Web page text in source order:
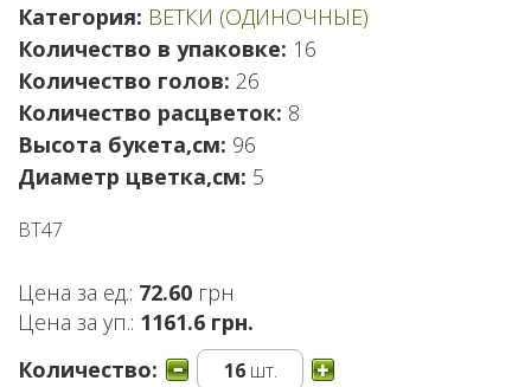
Категория: ВЕТКИ (ОДИНОЧНЫЕ)
Количество в упаковке: 16
Количество голов: 26
Количество расцветок: 8
Высота букета,см: 96
Диаметр цветка,см: 5
ВТ47
Цена за ед.: 72.60 грн
Цена за уп.: 1161.6 грн.
Количество:
16шт.